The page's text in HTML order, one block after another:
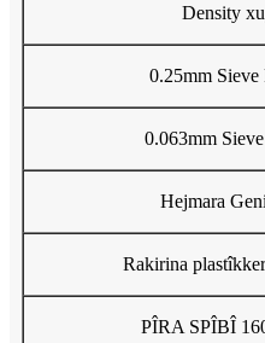
Density
0.25mm Sieve
0.063mm
Hejmara
Rakirina
PÎRA SPÎBÎ